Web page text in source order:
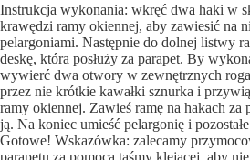
Instrukcja wykonania: wkręć dwa haki w
krawędzi ramy okiennej, aby zawiesić na
pelargoniami. Następnie do dolnej listwy
deskę, która posłuży za parapet. By
wywierć dwa otwory w zewnętrznych
przez nie krótkie kawałki sznurka i
ramy okiennej. Zawieś ramę na hakach
ją. Na koniec umieść pelargonię i
Gotowe! Wskazówka: zalecamy
parapetu za pomocą taśmy klejącej, aby